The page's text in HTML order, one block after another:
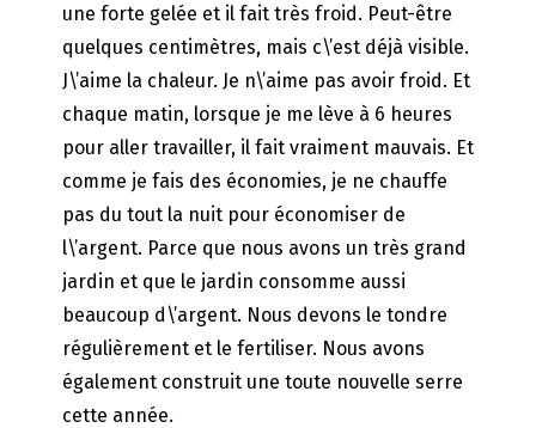
une forte gelée et il fait très froid. Peut-être
quelques centimètres, mais c\’est déjà visible.
J\’aime la chaleur. Je n\’aime pas avoir froid. Et
chaque matin, lorsque je me lève à 6 heures
pour aller travailler, il fait vraiment mauvais. Et
comme je fais des économies, je ne chauffe
pas du tout la nuit pour économiser de
l\’argent. Parce que nous avons un très grand
jardin et que le jardin consomme aussi
beaucoup d\’argent. Nous devons le tondre
régulièrement et le fertiliser. Nous avons
également construit une toute nouvelle serre
cette année.